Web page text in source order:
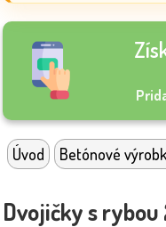
Úvod Betónové
Dvojičky s rybou